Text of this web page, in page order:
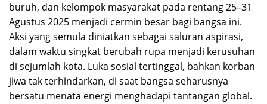
buruh, dan kelompok masyarakat pada rentang 25–31
Agustus 2025 menjadi cermin besar bagi bangsa ini.
Aksi yang semula diniatkan sebagai saluran aspirasi,
dalam waktu singkat berubah rupa menjadi kerusuhan
di sejumlah kota. Luka sosial tertinggal, bahkan korban
jiwa tak terhindarkan, di saat bangsa seharusnya
bersatu menata energi menghadapi tantangan global.